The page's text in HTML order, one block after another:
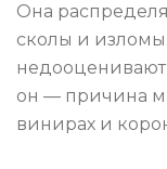
Она
сколы и
он — причина
винирах и